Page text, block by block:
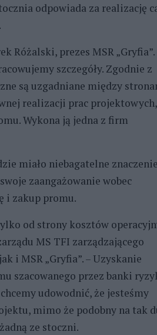
odpowiada za realizację
Różalski, prezes MSR „Gryfia”.
szczegóły. Zgodnie z
są uzgadniane między
realizacji prac projektowych,
Wykona ją jedna z firm
miało niebagatelne
zaangażowanie wobec
i zakup promu.
od strony kosztów
MS TFI zarządzającego
i MSR „Gryfia”. – Uzyskanie
szacowanego przez banki
udowodnić, że jesteśmy
mimo że podobny na tak
ze stoczni.